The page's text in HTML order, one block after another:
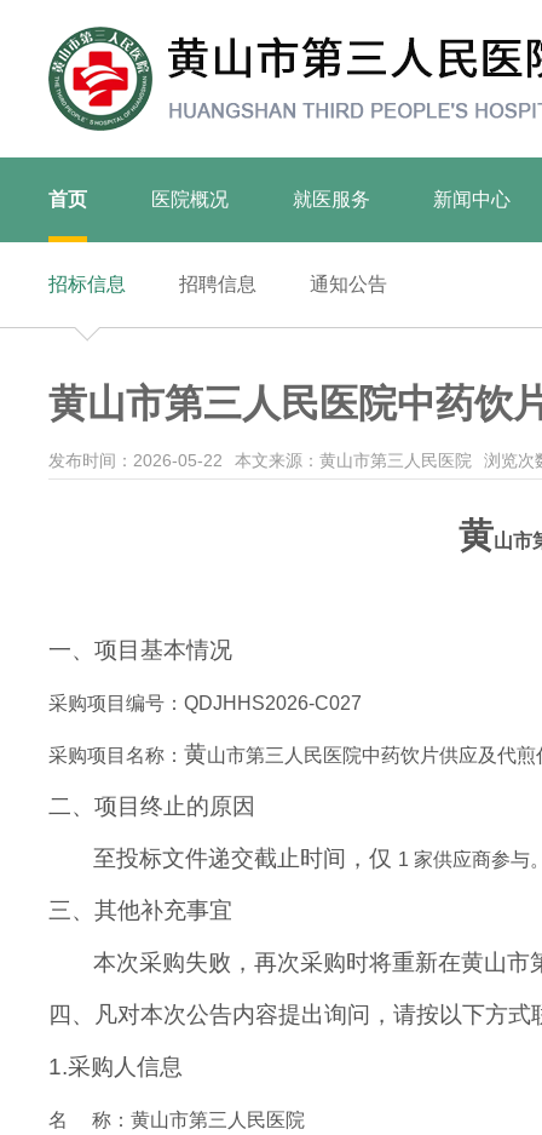
首页 医院概况 就医服务 新闻中心
招标信息 招聘信息 通知公告
黄山市第三人民医院中药饮
发布时间：2026-05-22 本文来源：黄山市第三人民医院 浏览次
黄山市
一、项目基本情况
采购项目编号： QDJHHS2026-C027
采购项目名称： 黄山市第三人民医院中药饮片供应及代
二、项目终止的原因
至投标文件递交截止时间，仅 1 家供应商参与
三、其他补充事宜
本次采购失败，再次采购时将重新在黄山
四、凡对本次公告内容提出询问，请按以下方式
1.采购人信息
名 称： 黄山市第三人民医院